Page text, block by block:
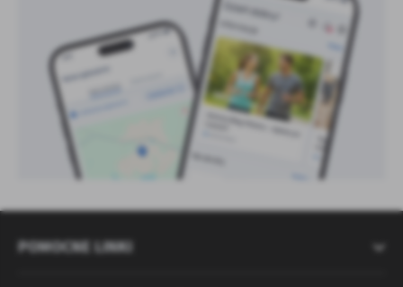
POMOCNE LINKI